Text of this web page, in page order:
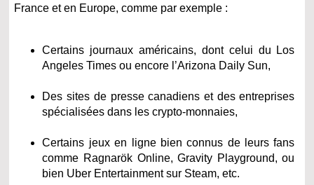
France et en Europe, comme par exemple :
Certains journaux américains, dont celui du Los
Angeles Times ou encore l’Arizona Daily Sun,
Des sites de presse canadiens et des entreprises
spécialisées dans les crypto-monnaies,
Certains jeux en ligne bien connus de leurs fans
comme Ragnarök Online, Gravity Playground, ou
bien Uber Entertainment sur Steam, etc.